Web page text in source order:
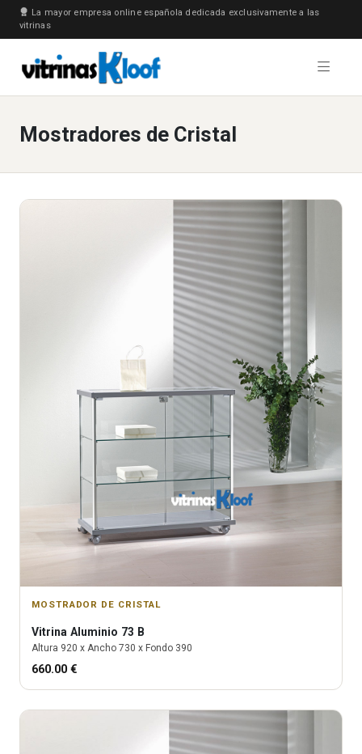
La mayor empresa online española dedicada exclusivamente a las
vitrinas
Mostradores de Cristal
MOSTRADOR DE CRISTAL
Vitrina Aluminio 73 B
Altura 920 x Ancho 730 x Fondo 390
660.00 €